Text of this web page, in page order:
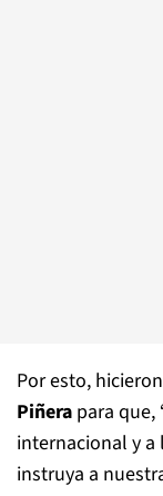
Por esto,
Piñera para que,
internacional y a
instruya a